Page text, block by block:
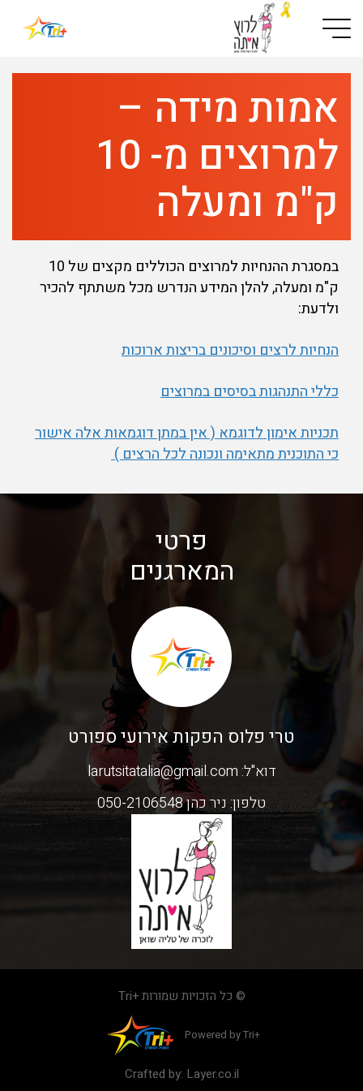
Button used only for devices with a small screen
אמות מידה –
למרוצים מ- 10
ק"מ ומעלה
במסגרת ההנחיות למרוצים הכוללים מקצים של 10
ק"מ ומעלה, להלן המידע הנדרש מכל משתתף להכיר
ולדעת:
הנחיות לרצים וסיכונים בריצות ארוכות
כללי התנהגות בסיסים במרוצים
תכניות אימון לדוגמא ( אין במתן דוגמאות אלה אישור
כי התוכנית מתאימה ונכונה לכל הרצים )
פרטי
המארגנים
טרי פלוס הפקות אירועי ספורט
דוא"ל:larutsitatalia@gmail.com
טלפון: ניר כהן 050-2106548
© כל הזכויות שמורות +Tri
Powered by Tri+
Crafted by: Layer.co.il